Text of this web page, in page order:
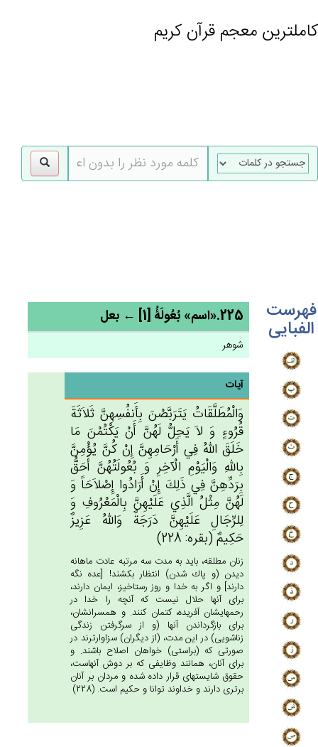
کاملترین معجم قرآن کریم
فهرست
الفبایی 225.«اسم» بُعُولَۀُ [1] ← بعل
شوهر
آیات
وَالْمُطَلَّقَات‌ُ يَتَرَبَّصْن‌َ بِأَنفُسِهِن‌َّ ثَلاَثَة‌َ
قُرُوءٍ وَ لاَ يَحِل‌ُّ لَهُن‌َّ أَنْ‌ يَكْتُمْن‌َ مَا
خَلَق‌َ الله‌ُ فِي‌ أَرْحَامِهِن‌َّ إِنْ‌ كُن‌َّ يُؤْمِن‌َّ
بِالله‌ِ وَالْيَوْم‌ِ الْآخِرِ وَ بُعُولَتُهُن‌َّ أَحَق‌ُّ
بِرَدِّهِن‌َّ فِي‌ ذَلِك‌َ إِن‌ْ أَرَادُوا إِصْلاَحَاً وَ
لَهُن‌َّ مِثْل‌ُ الَّذِي‌ عَلَيْهِن‌َّ بِالْمَعْرُوف‌ِ وَ
لِلرِّجَال‌ِ عَلَيْهِن‌َّ دَرَجَة‌ٌ وَالله‌ُ عَزِيزٌ
حَكِيم‌ٌ (بقره: 228)
زنان مطلقه، بايد به مدت سه مرتبه عادت ماهانه
ديدن (و پاك شدن) انتظار بكشند! [عده نگه
دارند] و اگر به خدا و روز رستاخيز، ايمان دارند،
براى آنها حلال نيست كه آنچه را خدا در
رحمهايشان آفريده، كتمان كنند. و همسرانشان،
براى بازگرداندن آنها (و از سرگرفتن زندگى
زناشويى) در اين مدت، (از ديگران) سزاوارترند در
صورتى كه (براستى) خواهان اصلاح باشند. و
براى آنان، همانند وظايفى كه بر دوش آنهاست،
حقوق شايسته‏اى قرار داده شده و مردان بر آنان
برترى دارند و خداوند توانا و حكيم است. (228)